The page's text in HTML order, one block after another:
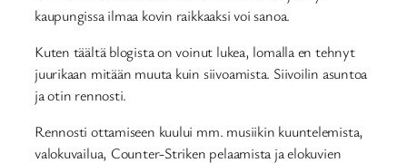
kaupungissa ilmaa kovin raikkaaksi voi sanoa.
Kuten täältä blogista on voinut lukea, lomalla en tehnyt
juurikaan mitään muuta kuin siivoamista. Siivoilin asuntoa
ja otin rennosti.
Rennosti ottamiseen kuului mm. musiikin kuuntelemista,
valokuvailua, Counter-Striken pelaamista ja elokuvien